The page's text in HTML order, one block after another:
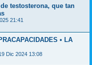
testosterona, que tan
21:41
• LA
Dic 2024 13:08